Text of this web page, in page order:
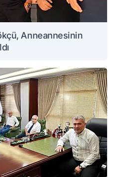
Anneannesinin